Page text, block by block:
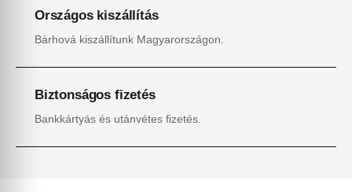
Országos kiszállítás
Bárhová kiszállítunk Magyarországon.
Biztonságos fizetés
Bankkártyás és utánvétes fizetés.